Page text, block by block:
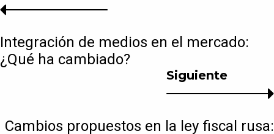
Siguiente
Cambios propuestos en la ley fiscal rusa:
Integración de medios en el mercado:
¿Qué ha cambiado?